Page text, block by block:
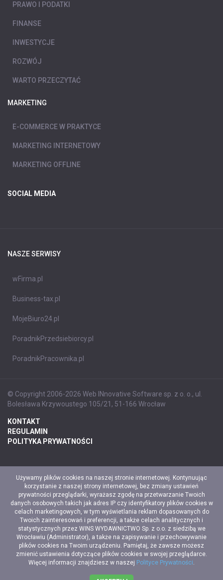
PRAWO I PODATKI
FINANSE
INWESTYCJE
ROZWÓJ
WARTO PRZECZYTAĆ
MARKETING
E-COMMERCE W PRAKTYCE
MARKETING INTERNETOWY
MARKETING OFFLINE
SOCIAL MEDIA
NASZE SERWISY
wFirma.pl
Business-tax.pl
MojeBiuro24.pl
PoradnikPrzedsiebiorcy.pl
PoradnikPracownika.pl
© Copyright 2006-2026 Web INnovative Software sp. z o. o., ul.
Bolesława Krzywoustego 105/21, 51-166 Wrocław
KONTAKT
REGULAMIN
POLITYKA PRYWATNOŚCI
Używamy plików cookies na naszej stronie internetowej. Kontynuując
korzystanie z naszej strony internetowej, bez zmiany ustawień
prywatności przeglądarki, wyrażasz zgodę na przetwarzanie Twoich
danych osobowych takich jak adres IP czy identyfikatory plików cookies w
celach marketingowych, w tym wyświetlania reklam dopasowanych do
Twoich zainteresowań i preferencji, a także celach analitycznych i
statystycznych przez WINS WYDAWNICTWO Sp. z o.o. z siedzibą we
Wrocławiu (Administrator), a także na zapisywanie i przechowywanie
plików cookies na Twoim urządzeniu. Pamiętaj, że zawsze możesz
zmienić ustawienia dotyczące plików cookies w swojej przeglądarce.
Więcej informacji znajdziesz w naszej Polityce Prywatności.